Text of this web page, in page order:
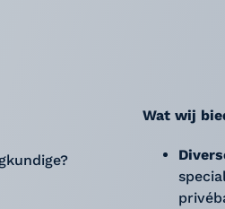
Wat wij